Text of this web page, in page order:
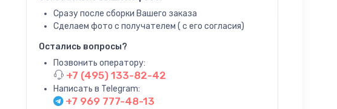
Сразу после сборки Вашего заказа
Сделаем фото с получателем ( с его согласия)
Остались вопросы?
Позвонить оператору:
+7 (495) 133-82-42
Написать в Telegram:
+7 969 777-48-13